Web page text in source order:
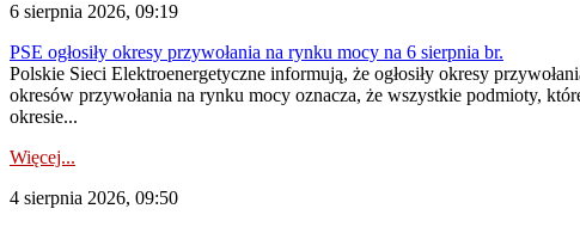
6 sierpnia 2026, 09:19
PSE ogłosiły okresy przywołania na rynku mocy na 6 sierpnia br.
Polskie Sieci Elektroenergetyczne informują, że ogłosiły okresy
okresów przywołania na rynku mocy oznacza, że wszystkie podmioty,
okresie...
Więcej...
4 sierpnia 2026, 09:50